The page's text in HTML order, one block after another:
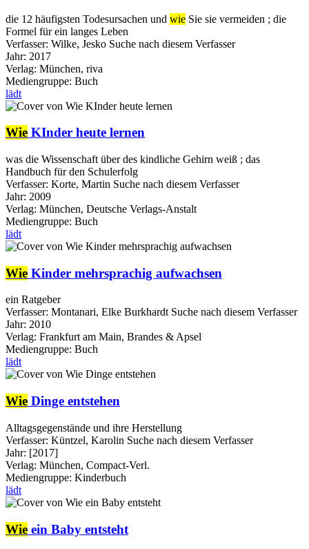
die 12 häufigsten Todesursachen und wie Sie sie vermeiden ; die
Formel für ein langes Leben
Verfasser: Wilke, Jesko Suche nach diesem Verfasser
Jahr: 2017
Verlag: München, riva
Mediengruppe: Buch
lädt
Wie KInder heute lernen
was die Wissenschaft über des kindliche Gehirn weiß ; das
Handbuch für den Schulerfolg
Verfasser: Korte, Martin Suche nach diesem Verfasser
Jahr: 2009
Verlag: München, Deutsche Verlags-Anstalt
Mediengruppe: Buch
lädt
Wie Kinder mehrsprachig aufwachsen
ein Ratgeber
Verfasser: Montanari, Elke Burkhardt Suche nach diesem Verfasser
Jahr: 2010
Verlag: Frankfurt am Main, Brandes & Apsel
Mediengruppe: Buch
lädt
Wie Dinge entstehen
Alltagsgegenstände und ihre Herstellung
Verfasser: Küntzel, Karolin Suche nach diesem Verfasser
Jahr: [2017]
Verlag: München, Compact-Verl.
Mediengruppe: Kinderbuch
lädt
Wie ein Baby entsteht